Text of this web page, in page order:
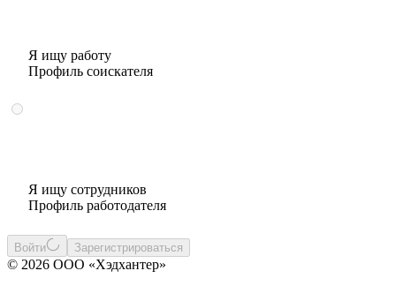
Я ищу работу
Профиль соискателя
Я ищу сотрудников
Профиль работодателя
Войти Зарегистрироваться
© 2026 ООО «Хэдхантер»